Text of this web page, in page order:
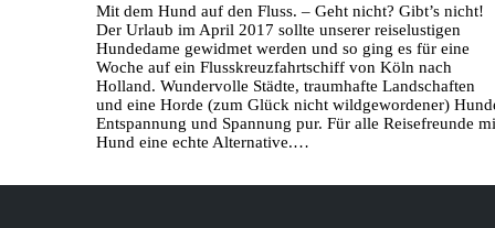
Mit dem Hund auf den Fluss. – Geht nicht? Gibt’s nicht!
Der Urlaub im April 2017 sollte unserer reiselustigen
Hundedame gewidmet werden und so ging es für eine
Woche auf ein Flusskreuzfahrtschiff von Köln nach
Holland. Wundervolle Städte, traumhafte Landschaften
und eine Horde (zum Glück nicht wildgewordener)
Entspannung und Spannung pur. Für alle Reisefreunde
Hund eine echte Alternative.…